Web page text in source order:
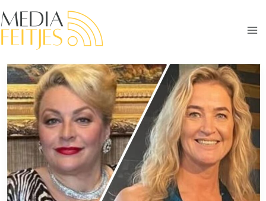
naar
de